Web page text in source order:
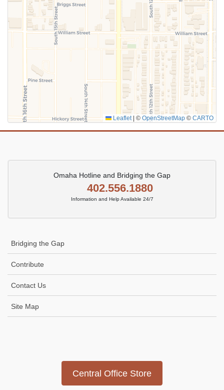
Leaflet © OpenStreetMap © CARTO
Omaha Hotline and Bridging the Gap
402.556.1880
Information and Help Available 24/7
Bridging the Gap
Contribute
Contact Us
Site Map
Central Office Store